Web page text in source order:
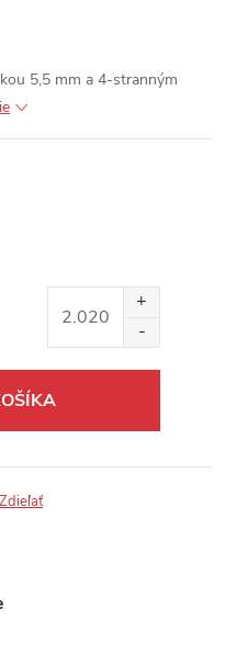
5,5 mm a 4-stranným
Zdieľať